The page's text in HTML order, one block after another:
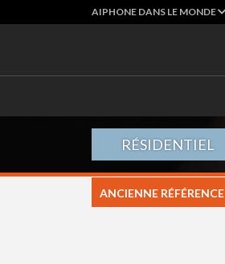
AIPHONE DANS LE MONDE
RÉSIDENTIEL
ANCIENNE RÉFÉRENCE